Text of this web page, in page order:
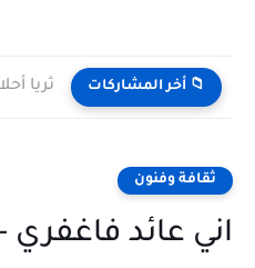
📁 أخر المشاركات ثريا
ثقافة وفنون
اني عائد